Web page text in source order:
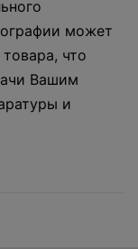
может
что
Вашим
и